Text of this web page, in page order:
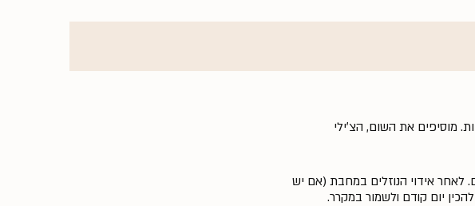
מוסיפים את השום, הצ׳ילי
לאחר אידוי הנוזלים במחבת (אם יש
יום קודם ולשמור במקרר.